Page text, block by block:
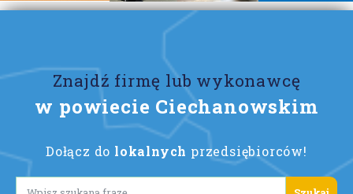
Znajdź firmę lub wykonawcę
w powiecie Ciechanowskim
Dołącz do lokalnych przedsiębiorców!
Lorem ipsum